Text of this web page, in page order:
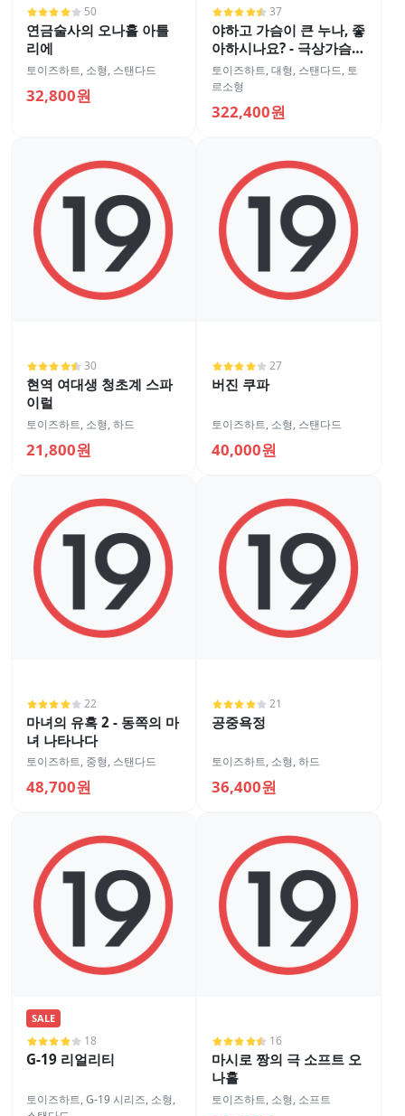
50
연금술사의 오나홀 아틀
리에
토이즈하트, 소형, 스탠다드
32,800원
37
야하고 가슴이 큰 누나, 좋
아하시나요? - 극상가슴
게키시코 바디
토이즈하트,대형, 스탠다드, 토
르소형
322,400원
30
현역 여대생 청초계 스파
이럴
토이즈하트, 소형,하드
21,800원
27
버진 쿠파
토이즈하트, 소형, 스탠다드
40,000원
22
마녀의 유혹 2 - 동쪽의 마
녀 나타나다
토이즈하트, 중형, 스탠다드
48,700원
21
공중욕정
토이즈하트, 소형,하드
36,400원
SALE
18
G-19 리얼리티
토이즈하트,G-19 시리즈, 소형,
16
마시로 짱의 극 소프트 오
나홀
토이즈하트, 소형, 소프트